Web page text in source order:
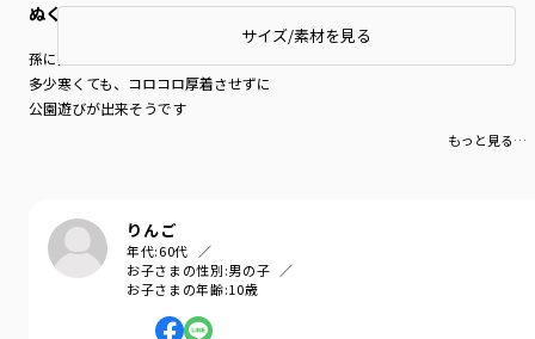
ぬくぬく暖かそうです
孫に買いました
多少寒くても、コロコロ厚着させずに
公園遊びが出来そうです
もっと見る…
りんご
年代:60代
お子さまの性別:男の子
お子さまの年齢:10歳
サイズ/素材を見る